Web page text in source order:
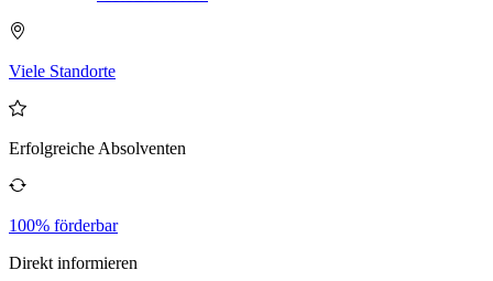
Viele Standorte
Erfolgreiche Absolventen
100% förderbar
Direkt informieren